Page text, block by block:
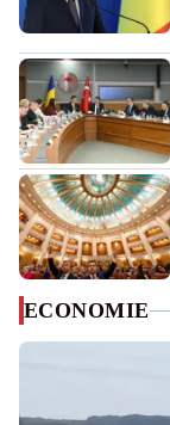
ECONOMIE